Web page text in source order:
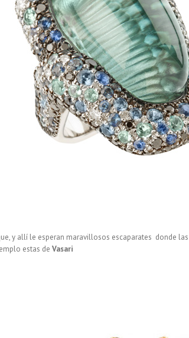
y allí le esperan maravillosos escaparates donde
estas de Vasari